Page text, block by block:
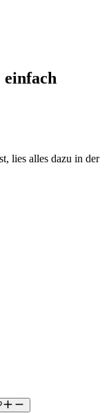
lies alles dazu in der